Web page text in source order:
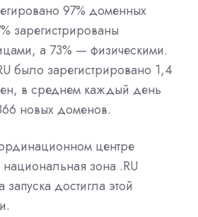
97% доменных
зарегистрированы
а 73% — физическими.
было зарегистрировано 1,4
в среднем каждый день
новых доменов.
центре
зона .RU
достигла этой